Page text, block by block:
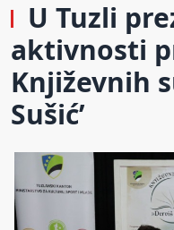
U Tuzli
aktivnosti
Književnih
Sušić’